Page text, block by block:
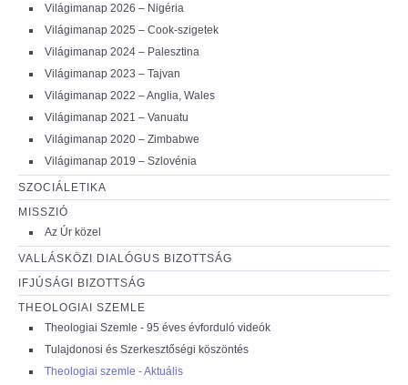
Világimanap 2026 – Nigéria
Világimanap 2025 – Cook-szigetek
Világimanap 2024 – Palesztina
Világimanap 2023 – Tajvan
Világimanap 2022 – Anglia, Wales
Világimanap 2021 – Vanuatu
Világimanap 2020 – Zimbabwe
Világimanap 2019 – Szlovénia
SZOCIÁLETIKA
MISSZIÓ
Az Úr közel
VALLÁSKÖZI DIALÓGUS BIZOTTSÁG
IFJÚSÁGI BIZOTTSÁG
THEOLOGIAI SZEMLE
Theologiai Szemle - 95 éves évforduló videók
Tulajdonosi és Szerkesztőségi köszöntés
Theologiai szemle - Aktuális